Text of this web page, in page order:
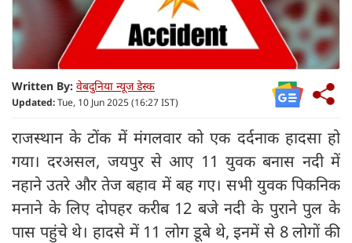
Written By: वेबदुनिया न्यूज डेस्क
Updated:Tue, 10 Jun 2025 (16:27 IST)
राजस्थान के टोंक में मंगलवार को एक दर्दनाक हादसा हो
गया। दरअसल, जयपुर से आए 11 युवक बनास नदी में
नहाने उतरे और तेज बहाव में बह गए। सभी युवक पिकनिक
मनाने के लिए दोपहर करीब 12 बजे नदी के पुराने पुल के
पास पहुंचे थे। हादसे में 11 लोग डूबे थे, इनमें से 8 लोगों की